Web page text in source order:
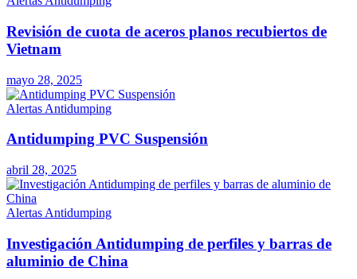
Revisión de cuota de aceros planos recubiertos de
Vietnam
mayo 28, 2025
Alertas Antidumping
Antidumping PVC Suspensión
abril 28, 2025
Alertas Antidumping
Investigación Antidumping de perfiles y barras de
aluminio de China